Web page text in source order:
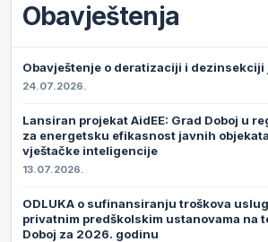
Obavještenja
Obavještenje o deratizaciji i dezinsekciji
24.07.2026.
Lansiran projekat AidEE: Grad Doboj u
za energetsku efikasnost javnih
vještačke inteligencije
13.07.2026.
ODLUKA o sufinansiranju troškova
privatnim predškolskim ustanovama na
Doboj za 2026. godinu